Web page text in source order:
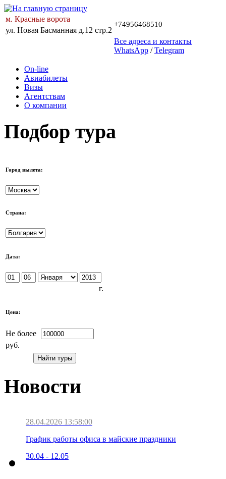
м. Красные ворота
+74956468510
ул. Новая Басманная д.12 стр.2
Все адреса и контакты
WhatsApp /Telegram
On-line
Авиабилеты
Визы
Агентствам
О компании
Подбор тура
Город вылета:
Страна:
Дата:
г.
Цена:
Не более
руб.
Новости
28.04.2026 13:58:00
График работы офиса в майские праздники
30.04 - 12.05